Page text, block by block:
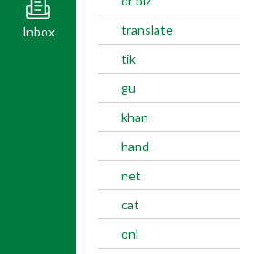
Inbox
translate
tik
gu
khan
hand
net
cat
onl